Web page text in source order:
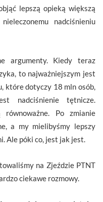
lepszą opieką większą
nadciśnieniu
argumenty. Kiedy teraz
to najważniejszym jest
które dotyczy 18 mln osób,
nadciśnienie tętnicze.
Po zmianie
a my mielibyśmy lepszy
Ale póki co, jest jak jest.
na Zjeździe PTNT
ciekawe rozmowy.